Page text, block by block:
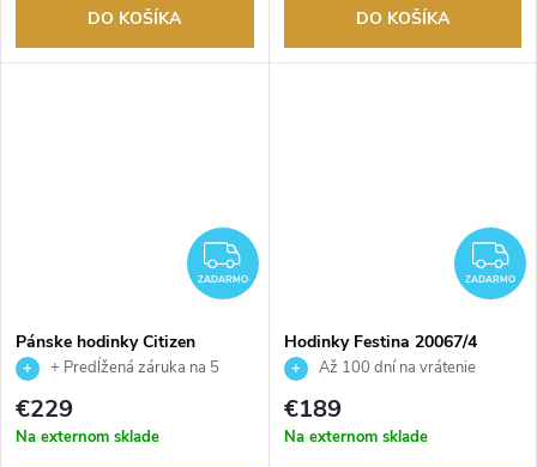
DO KOŠÍKA DO KOŠÍKA
ZADARMO
ZADARMO
Pánske hodinky Citizen
NY4058-79LE
+ Predĺžená záruka na 5
rokov. Až 100 dní na vrátenie
tovaru. Autorizovaný predajca.
€229
Na externom sklade
ZADARMO
Hodinky Festina 20067/4
Až 100 dní na vrátenie
tovaru. Autorizovaný predajca.
€189
Na externom sklade